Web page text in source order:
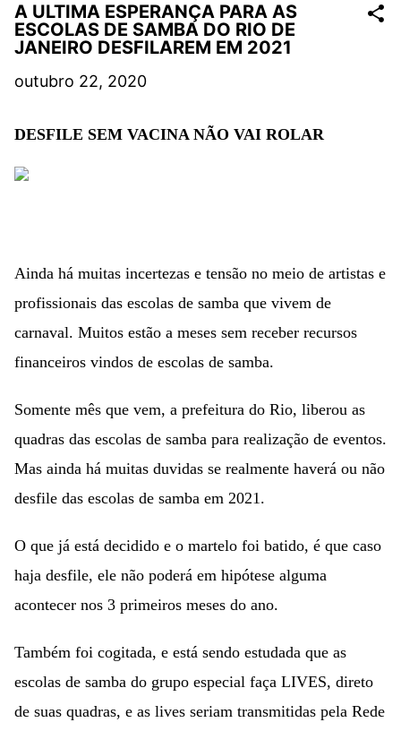
A ULTIMA ESPERANÇA PARA AS
ESCOLAS DE SAMBA DO RIO DE
JANEIRO DESFILAREM EM 2021
outubro 22, 2020
DESFILE SEM VACINA NÃO VAI ROLAR
Ainda há muitas incertezas e tensão no meio de artistas e
profissionais das escolas de samba que vivem de
carnaval. Muitos estão a meses sem receber recursos
financeiros vindos de escolas de samba.
Somente mês que vem, a prefeitura do Rio, liberou as
quadras das escolas de samba para realização de eventos.
Mas ainda há muitas duvidas se realmente haverá ou não
desfile das escolas de samba em 2021.
O que já está decidido e o martelo foi batido, é que caso
haja desfile, ele não poderá em hipótese alguma
acontecer nos 3 primeiros meses do ano.
Também foi cogitada, e está sendo estudada que as
escolas de samba do grupo especial faça LIVES, direto
de suas quadras, e as lives seriam transmitidas pela Rede